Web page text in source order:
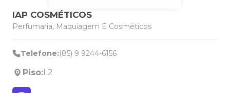
IAP COSMÉTICOS
Perfumaria, Maquiagem E Cosméticos
Telefone:(85) 9 9244-6156
Piso:L2